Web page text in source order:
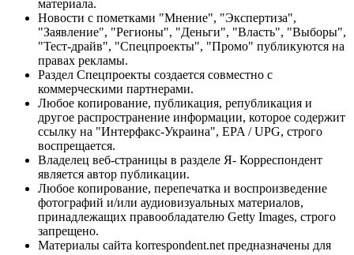
материала.
Новости с пометками "Мнение", "Экспертиза",
"Заявление", "Регионы", "Деньги", "Власть", "Выборы",
"Тест-драйв", "Спецпроекты", "Промо" публикуются на
правах рекламы.
Раздел Спецпроекты создается совместно с
коммерческими партнерами.
Любое копирование, публикация, републикация и
другое распространение информации, которое содержит
ссылку на "Интерфакс-Украина", EPA / UPG, строго
воспрещается.
Владелец веб-страницы в разделе Я- Корреспондент
является автор публикации.
Любое копирование, перепечатка и воспроизведение
фотографий и/или аудиовизуальных материалов,
принадлежащих правообладателю Getty Images, строго
запрещено.
Материалы сайта korrespondent.net предназначены для